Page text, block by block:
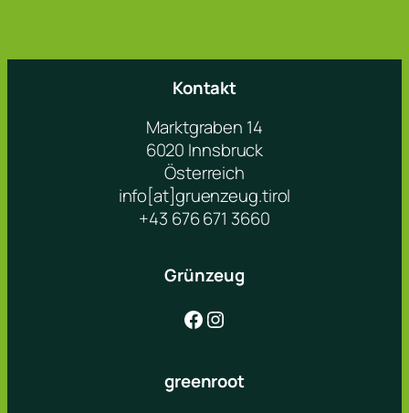
Kontakt
Marktgraben 14
6020 Innsbruck
Österreich
info[at]gruenzeug.tirol
+43 676 671 3660
Grünzeug
Facebook Instagram
greenroot